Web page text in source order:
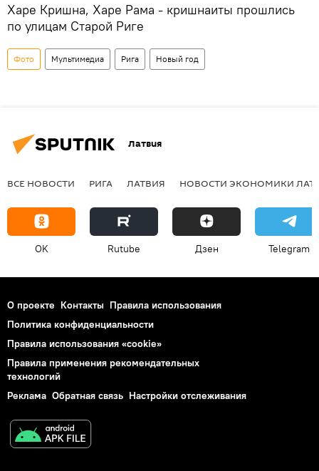
Харе Кришна, Харе Рама - кришнаиты прошлись
по улицам Старой Риге
Фото Мультимедиа Рига Новый год
Латвия
ВСЕ НОВОСТИ РИГА ЛАТВИЯ НОВОСТИ ЭКОНОМИКИ
OK Rutube Дзен Telegram
О проекте Контакты Правила использования
Политика конфиденциальности
Правила использования «cookie»
Правила применения рекомендательных
технологий
Реклама Обратная связь Настройки отслеживания